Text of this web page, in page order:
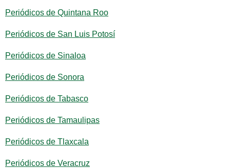
Periódicos de Quintana Roo
Periódicos de San Luis Potosí
Periódicos de Sinaloa
Periódicos de Sonora
Periódicos de Tabasco
Periódicos de Tamaulipas
Periódicos de Tlaxcala
Periódicos de Veracruz